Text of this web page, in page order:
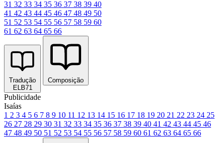
31 32 33 34 35 36 37 38 39 40
41 42 43 44 45 46 47 48 49 50
51 52 53 54 55 56 57 58 59 60
61 62 63 64 65 66
Tradução
ELB71
Composição
Publicidade
Isaías
1 2 3 4 5 6 7 8 9 10 11 12 13 14 15 16 17 18 19 20 21 22 23 24 25
26 27 28 29 30 31 32 33 34 35 36 37 38 39 40 41 42 43 44 45 46
47 48 49 50 51 52 53 54 55 56 57 58 59 60 61 62 63 64 65 66